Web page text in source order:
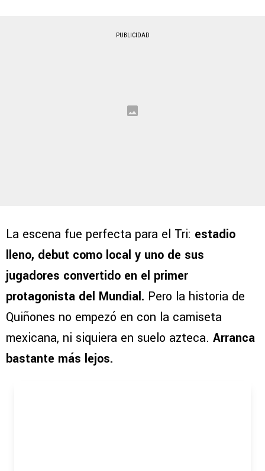
PUBLICIDAD
La escena fue perfecta para el Tri: estadio
lleno, debut como local y uno de sus
jugadores convertido en el primer
protagonista del Mundial. Pero la historia de
Quiñones no empezó en con la camiseta
mexicana, ni siquiera en suelo azteca. Arranca
bastante más lejos.